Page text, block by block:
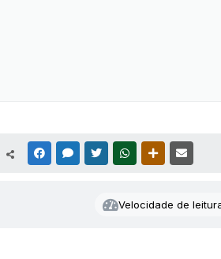
FACEBOOKMESSENGER
TWITTERWHATSAPPOUTRAS MÍDIAS
Velocidade de